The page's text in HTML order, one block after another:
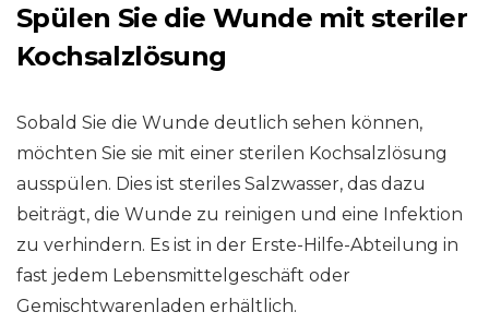
Spülen Sie die Wunde mit steriler
Kochsalzlösung
Sobald Sie die Wunde deutlich sehen können,
möchten Sie sie mit einer sterilen Kochsalzlösung
ausspülen. Dies ist steriles Salzwasser, das dazu
beiträgt, die Wunde zu reinigen und eine Infektion
zu verhindern. Es ist in der Erste-Hilfe-Abteilung in
fast jedem Lebensmittelgeschäft oder
Gemischtwarenladen erhältlich.